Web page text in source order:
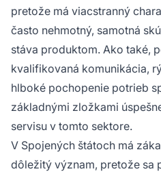
pretože má viacstranný
často nehmotný, samotná
stáva produktom. Ako také,
kvalifikovaná komunikácia,
hlboké pochopenie potrieb
základnými zložkami
servisu v tomto sektore.
V Spojených štátoch má
dôležitý význam, pretože sa